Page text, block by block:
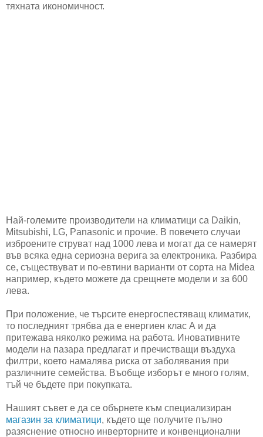
тяхната икономичност.
Най-големите производители на климатици са Daikin,
Mitsubishi, LG, Panasonic и прочие. В повечето случаи
изброените струват над 1000 лева и могат да се намерят
във всяка една сериозна верига за електроника. Разбира
се, съществуват и по-евтини варианти от сорта на Midea
например, където можете да срещнете модели и за 600
лева.
При положение, че търсите енергоспестяващ климатик,
то последният трябва да е енергиен клас А и да
притежава няколко режима на работа. Иновативните
модели на пазара предлагат и пречистващи въздуха
филтри, което намалява риска от заболявания при
различните семейства. Въобще изборът е много голям,
тъй че бъдете при покупката.
Нашият съвет е да се обърнете към специализиран
магазин за климатици, където ще получите пълно
разяснение относно инверторните и конвенционални